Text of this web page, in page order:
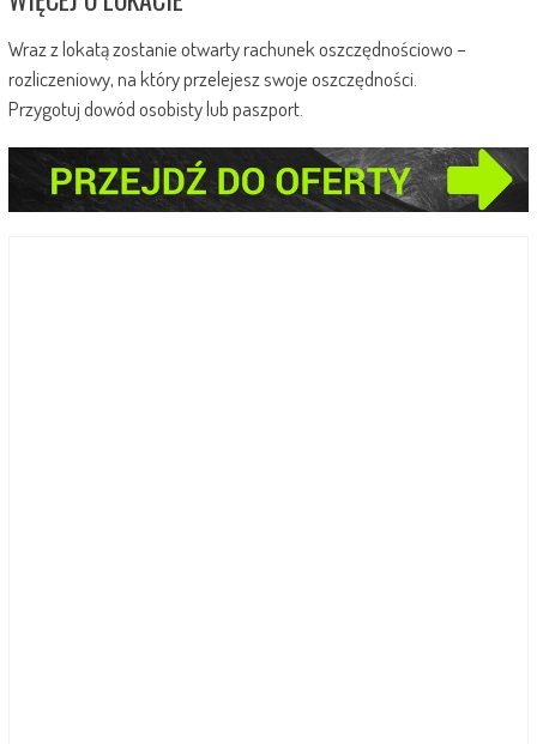
Wraz z lokatą zostanie otwarty rachunek oszczędnościowo –
rozliczeniowy, na który przelejesz swoje oszczędności.
Przygotuj dowód osobisty lub paszport.